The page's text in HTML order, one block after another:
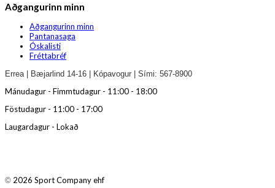
Aðgangurinn minn
Aðgangurinn minn
Pantanasaga
Óskalisti
Fréttabréf
Errea | Bæjarlind 14-16 | Kópavogur | Sími: 567-8900
Mánudagur - Fimmtudagur - 11:00 - 18:00
Föstudagur - 11:00 - 17:00
Laugardagur - Lokað
© 2026 Sport Company ehf